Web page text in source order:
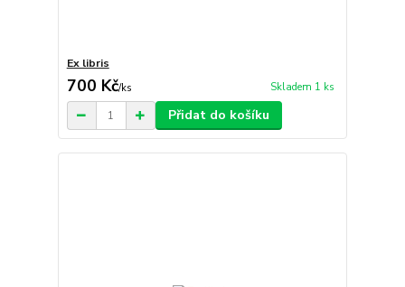
Ex libris
700 Kč/ks Skladem 1 ks
Přidat do košíku